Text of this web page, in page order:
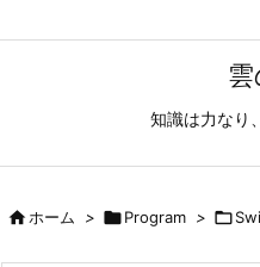
知識は力なり
ホーム > Program > 